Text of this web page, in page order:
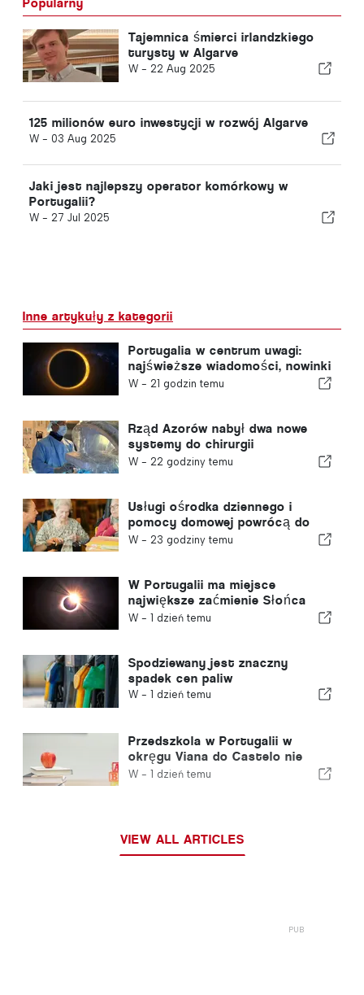
Tajemnica śmierci irlandzkiego
turysty w Algarve
W - 22 Aug 2025
125 milionów euro inwestycji w rozwój Algarve
W - 03 Aug 2025
Jaki jest najlepszy operator komórkowy w
Portugalii?
W - 27 Jul 2025
Inne artykuły z kategorii
Portugalia w centrum uwagi:
najświeższe wiadomości, nowinki
turystyczne i najważniejsze
W - 21 godzin temu
Rząd Azorów nabył dwa nowe
systemy do chirurgii
robotycznej
W - 22 godziny temu
Usługi ośrodka dziennego i
pomocy domowej powrócą do
gminy w Portugalii
W - 23 godziny temu
W Portugalii ma miejsce
największe zaćmienie Słońca
tego stulecia
W - 1 dzień temu
Spodziewany jest znaczny
spadek cen paliw
W - 1 dzień temu
Przedszkola w Portugalii w
okręgu Viana do Castelo nie
zostaną zamknięte
W - 1 dzień temu
VIEW ALL ARTICLES